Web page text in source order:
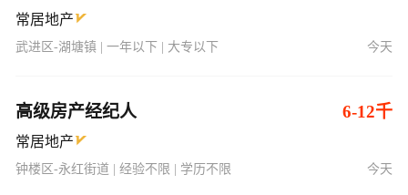
常居地产
武进区-湖塘镇 | 一年以下 | 大专以下 今天
高级房产经纪人 6-12千
常居地产
钟楼区-永红街道 | 经验不限 | 学历不限 今天